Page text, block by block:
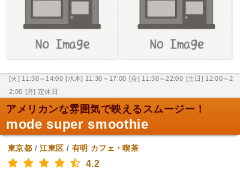
[火] 11:30～14:00 [水木] 11:30～17:00 [金] 11:30～22:00 [土日] 12:00～2
2:00 [月] 定休日
アメリカンな雰囲気で映えるスムージー！
mode super smoothie
東京都 /江東区 / 有明 カフェ・喫茶
4.2